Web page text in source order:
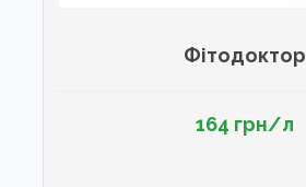
Фітодоктор
164 грн/л